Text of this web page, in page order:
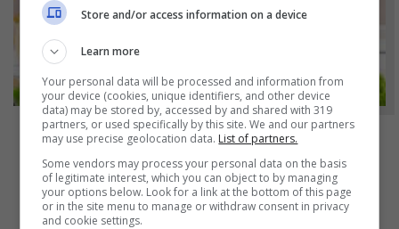
NOTIZIE
Cena lampo dell’ultimo minuto: la pasta
fusa che ti salva la serata in 2 mosse
Store and/or access information on a device
Learn more
Your personal data will be processed and information from
your device (cookies, unique identifiers, and other device
data) may be stored by, accessed by and shared with 319
partners, or used specifically by this site. We and our partners
may use precise geolocation data. List of partners.
Some vendors may process your personal data on the basis
of legitimate interest, which you can object to by managing
your options below. Look for a link at the bottom of this page
or in the site menu to manage or withdraw consent in privacy
and cookie settings.